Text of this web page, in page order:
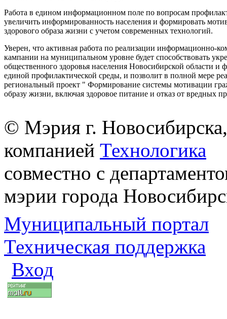
Работа в едином информационном поле по вопросам
увеличить информированность населения и формировать
здорового образа жизни с учетом современных технологий.
Уверен, что активная работа по реализации информационно-
кампании на муниципальном уровне будет способствовать
общественного здоровья населения Новосибирской области и
единой профилактической среды, и позволит в полной мере
региональный проект " Формирование системы мотивации
образу жизни, включая здоровое питание и отказ от вредных
© Мэрия г.
компанией Технологика
совместно с
мэрии города
Муниципальный портал
Техническая поддержка
Вход